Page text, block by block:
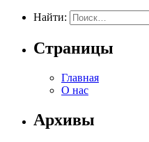
Найти:
Страницы
Главная
О нас
Архивы